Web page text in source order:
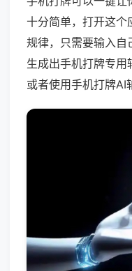
十分简单，打开这个
规律，只需要输入自
生成出手机打牌专用
或者使用手机打牌AI